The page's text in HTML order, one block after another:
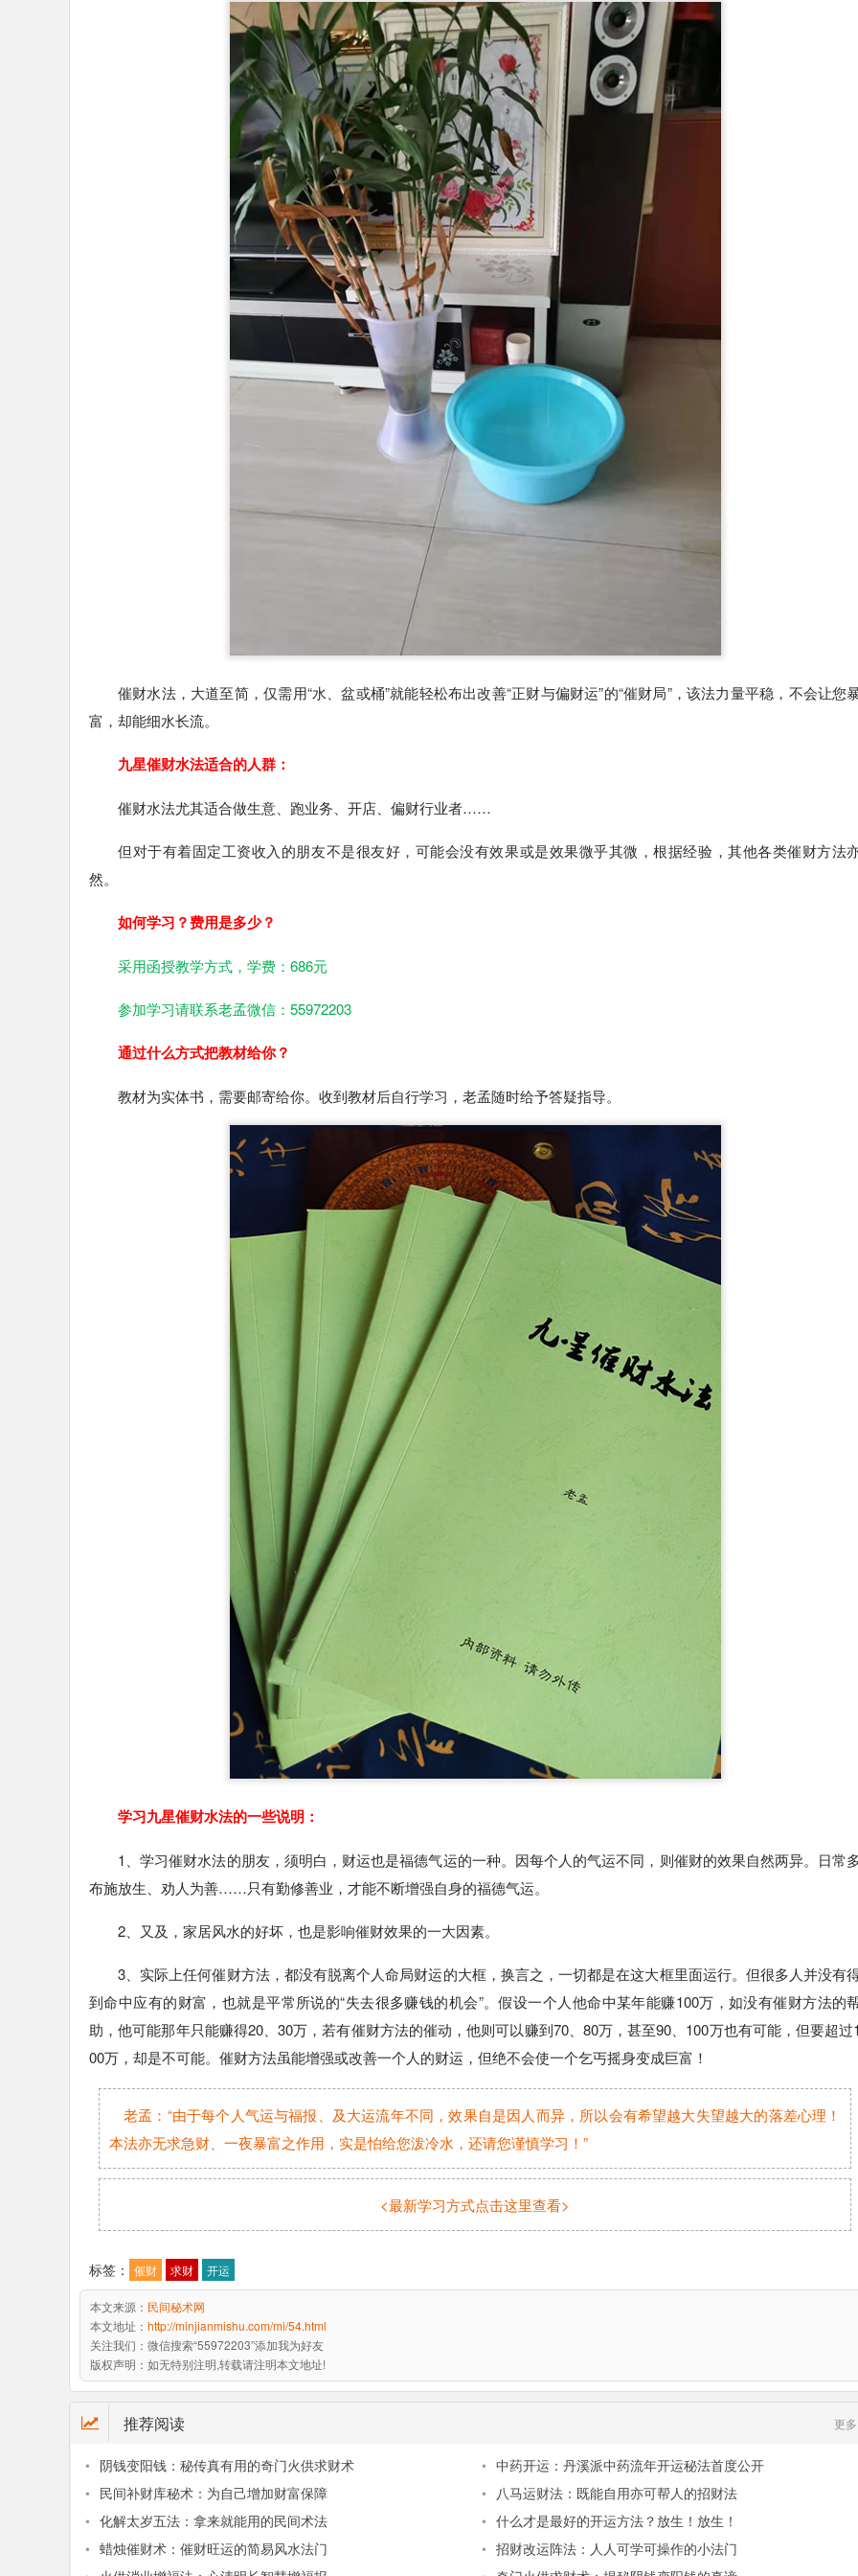
催财水法，大道至简，仅需用“水、盆或桶”就能轻松布出改善“正财与偏财运”的“催财局”，该法力量平稳，不会让您
富，却能细水长流。
九星催财水法适合的人群：
催财水法尤其适合做生意、跑业务、开店、偏财行业者……
但对于有着固定工资收入的朋友不是很友好，可能会没有效果或是效果微乎其微，根据经验，其他各类催财方法
然。
如何学习？费用是多少？
采用函授教学方式，学费：686元
参加学习请联系老孟微信：55972203
通过什么方式把教材给你？
教材为实体书，需要邮寄给你。收到教材后自行学习，老孟随时给予答疑指导。
学习九星催财水法的一些说明：
1、学习催财水法的朋友，须明白，财运也是福德气运的一种。因每个人的气运不同，则催财的效果自然两异。日常
布施放生、劝人为善……只有勤修善业，才能不断增强自身的福德气运。
2、又及，家居风水的好坏，也是影响催财效果的一大因素。
3、实际上任何催财方法，都没有脱离个人命局财运的大框，换言之，一切都是在这大框里面运行。但很多人并没有
到命中应有的财富，也就是平常所说的“失去很多赚钱的机会”。假设一个人他命中某年能赚100万，如没有催财方法的
助，他可能那年只能赚得20、30万，若有催财方法的催动，他则可以赚到70、80万，甚至90、100万也有可能，但要超过
00万，却是不可能。催财方法虽能增强或改善一个人的财运，但绝不会使一个乞丐摇身变成巨富！
老孟：“由于每个人气运与福报、及大运流年不同，效果自是因人而异，所以会有希望越大失望越大的落差心理！
本法亦无求急财、一夜暴富之作用，实是怕给您泼冷水，还请您谨慎学习！”
<最新学习方式点击这里查看>
标签： 催财 求财 开运
本文来源： 民间秘术网
本文地址： http://minjianmishu.com/mi/54.html
关注我们： 微信搜索“55972203”添加我为好友
版权声明： 如无特别注明,转载请注明本文地址!
推荐阅读 更
• 阴钱变阳钱：秘传真有用的奇门火供求财术 • 中药开运：丹溪派中药流年开运秘法首度公开
• 民间补财库秘术：为自己增加财富保障 •
八马运财法：既能自用亦可帮人的招财法
• 化解太岁五法：拿来就能用的民间术法 • 什么才是最好的开运方法？放生！放生！
• 蜡烛催财术：催财旺运的简易风水法门 • 招财改运阵法：人人可学可操作的小法门